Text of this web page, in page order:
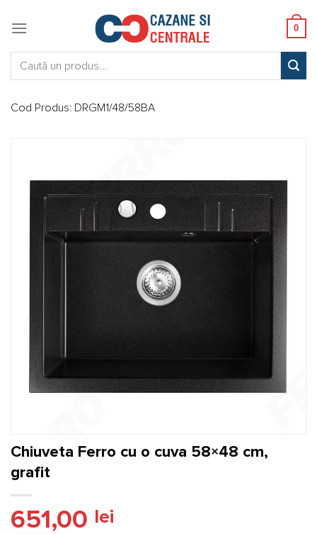
0
Cod Produs: DRGM1/48/58BA
Chiuveta Ferro cu o cuva 58×48 cm,
grafit
651,00 lei